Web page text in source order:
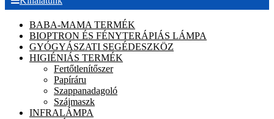
BABA-MAMA TERMÉK
BIOPTRON ÉS FÉNYTERÁPIÁS LÁMPA
GYÓGYÁSZATI SEGÉDESZKÖZ
HIGIÉNIÁS TERMÉK
Fertőtlenítőszer
Papíráru
Szappanadagoló
Szájmaszk
INFRALÁMPA